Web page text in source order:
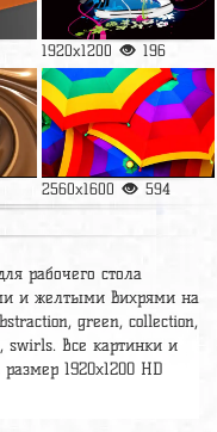
1920x1200 196
2560x1600 594
рабочего стола
и желтыми вихрями на
green, collection,
swirls. Все картинки и
1920x1200 HD